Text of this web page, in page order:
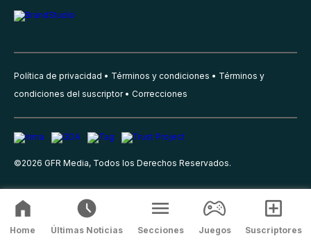
Política de privacidad Términos y condiciones
Términos y
condiciones del suscriptor
Correcciones
©2026 GFR Media, Todos los Derechos Reservados.
Home Últimas Noticias Secciones Juegos Suscriptores